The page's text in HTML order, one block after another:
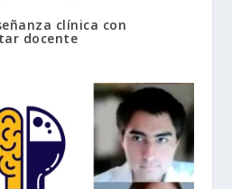
clínica con
docente